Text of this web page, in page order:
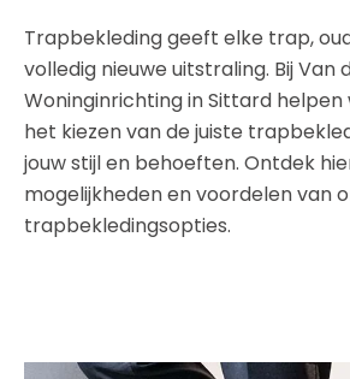
Trapbekleding geeft elke trap,
volledig nieuwe uitstraling. Bij Van
Woninginrichting in Sittard helpen
het kiezen van de juiste
jouw stijl en behoeften. Ontdek
mogelijkheden en voordelen van
trapbekledingsopties.